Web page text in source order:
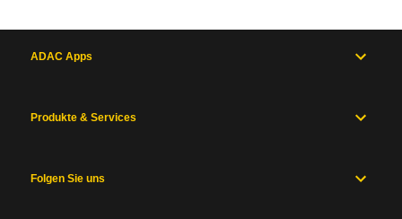
ADAC Apps
Produkte & Services
Folgen Sie uns